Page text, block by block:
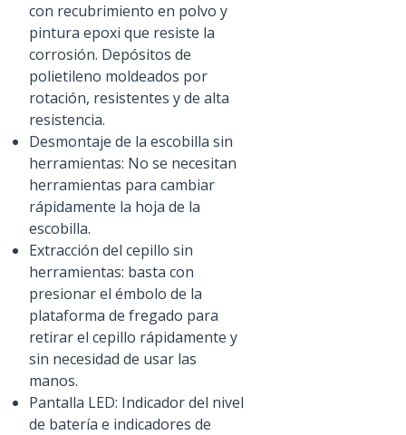
con recubrimiento en polvo y
pintura epoxi que resiste la
corrosión. Depósitos de
polietileno moldeados por
rotación, resistentes y de alta
resistencia.
Desmontaje de la escobilla sin
herramientas: No se necesitan
herramientas para cambiar
rápidamente la hoja de la
escobilla.
Extracción del cepillo sin
herramientas: basta con
presionar el émbolo de la
plataforma de fregado para
retirar el cepillo rápidamente y
sin necesidad de usar las
manos.
Pantalla LED: Indicador del nivel
de batería e indicadores de